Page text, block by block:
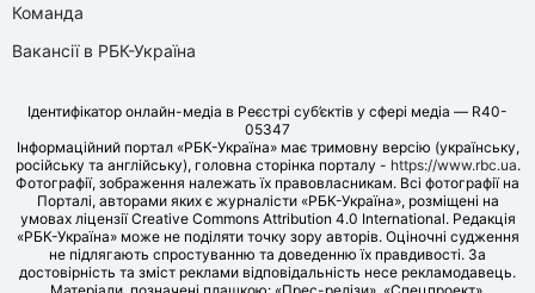
Команда
Вакансії в РБК-Україна
Ідентифікатор онлайн-медіа в Реєстрі суб’єктів у сфері медіа — R40-
05347
Інформаційний портал «РБК-Україна» має тримовну версію (українську,
російську та англійську), головна сторінка порталу - https://www.rbc.ua.
Фотографії, зображення належать їх правовласникам. Всі фотографії на
Порталі, авторами яких є журналісти «РБК-Україна», розміщені на
умовах ліцензії Creative Commons Attribution 4.0 International. Редакція
«РБК-Україна» може не поділяти точку зору авторів. Оціночні судження
не підлягають спростуванню та доведенню їх правдивості. За
достовірність та зміст реклами відповідальність несе рекламодавець.